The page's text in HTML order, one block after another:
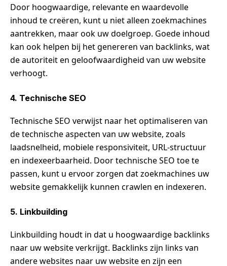
Door hoogwaardige, relevante en waardevolle
inhoud te creëren, kunt u niet alleen zoekmachines
aantrekken, maar ook uw doelgroep. Goede inhoud
kan ook helpen bij het genereren van backlinks, wat
de autoriteit en geloofwaardigheid van uw website
verhoogt.
4. Technische SEO
Technische SEO verwijst naar het optimaliseren van
de technische aspecten van uw website, zoals
laadsnelheid, mobiele responsiviteit, URL-structuur
en indexeerbaarheid. Door technische SEO toe te
passen, kunt u ervoor zorgen dat zoekmachines uw
website gemakkelijk kunnen crawlen en indexeren.
5. Linkbuilding
Linkbuilding houdt in dat u hoogwaardige backlinks
naar uw website verkrijgt. Backlinks zijn links van
andere websites naar uw website en zijn een